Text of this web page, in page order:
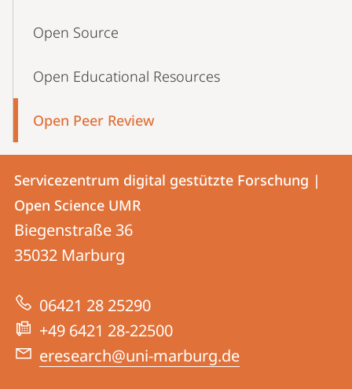
Open Source
Open Educational Resources
Open Peer Review
Kontakt
und
Informationen
zur
Website
Kontaktinformationen
Servicezentrum
digital
gestützte
|
Open
Science
UMR
Servicezentrum digital gestützte Forschung |
Open Science UMR
Biegenstraße 36
35032 Marburg
06421 28 25290
+49 6421 28-22500
eresearch@uni-marburg.de